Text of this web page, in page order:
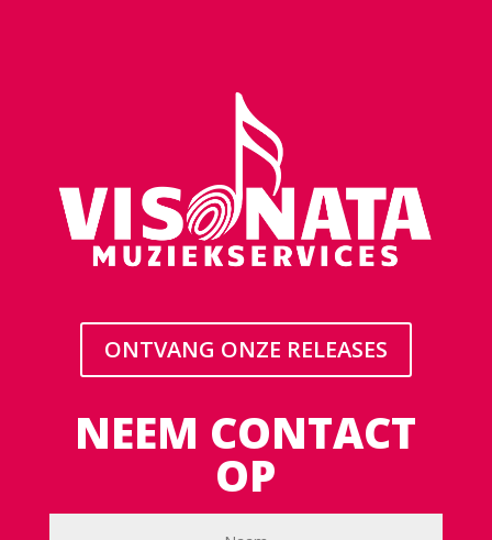
ONTVANG ONZE RELEASES
NEEM CONTACT
OP